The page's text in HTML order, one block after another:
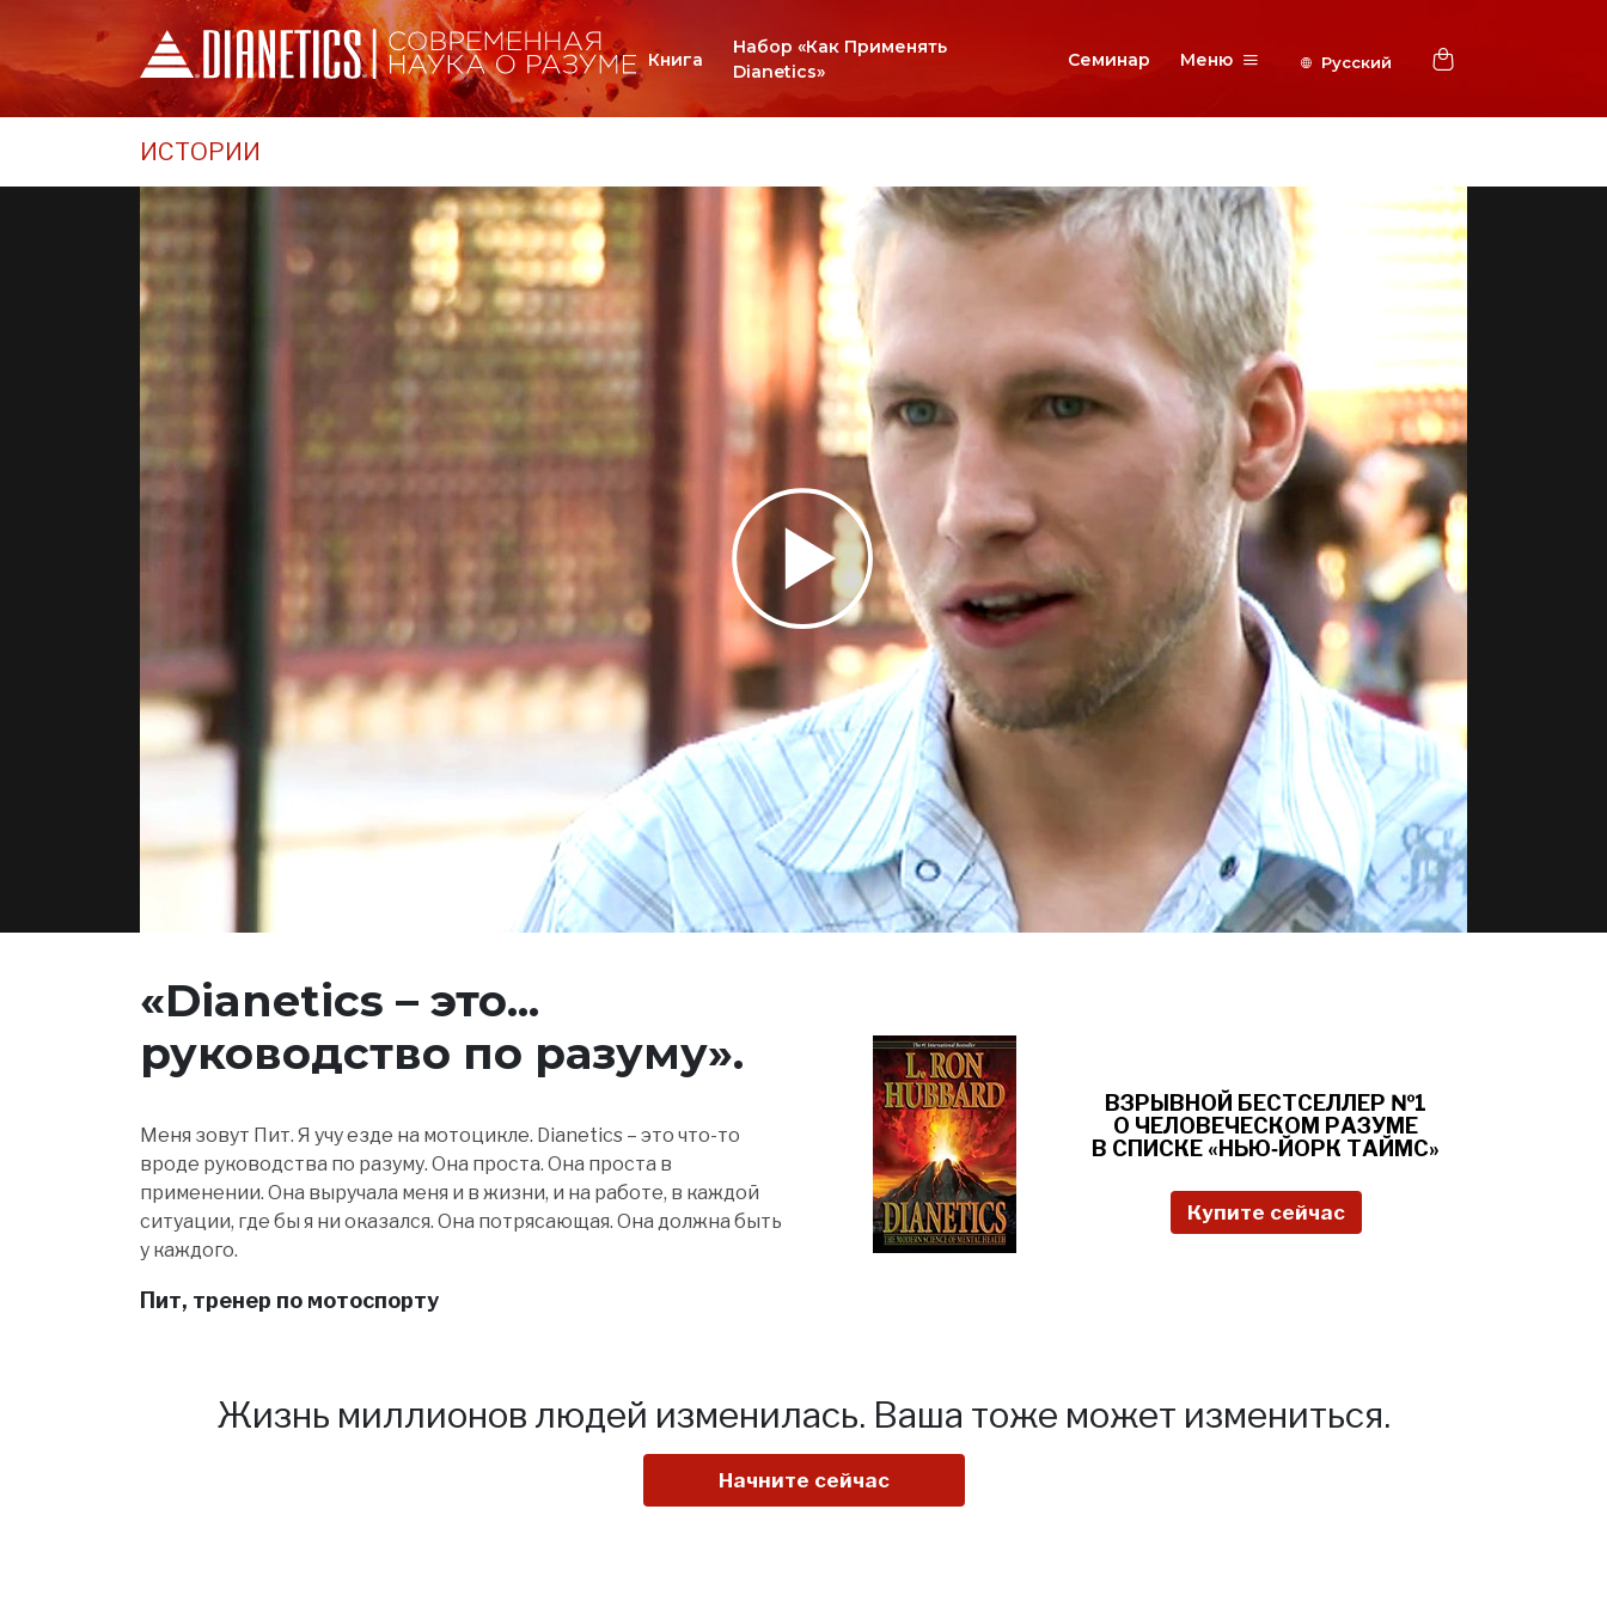
Книга
Набор «Как Применять
Dianetics»
Семинар Меню
ИСТОРИИ
Play
Video
«Dianetics – это...
руководство по разуму».
Меня зовут Пит. Я учу езде на мотоцикле. Dianetics – это что-то
вроде руководства по разуму. Она проста. Она проста в
применении. Она выручала меня и в жизни, и на работе, в каждой
ситуации, где бы я ни оказался. Она потрясающая. Она должна быть
у каждого.
Пит, тренер по мотоспорту
ВЗРЫВНОЙ БЕСТСЕЛЛЕР №1
О ЧЕЛОВЕЧЕСКОМ РАЗУМЕ
В СПИСКЕ «НЬЮ‑ЙОРК ТАЙМС»
Купите сейчас
Жизнь миллионов людей изменилась. Ваша тоже может измениться.
Начните сейчас